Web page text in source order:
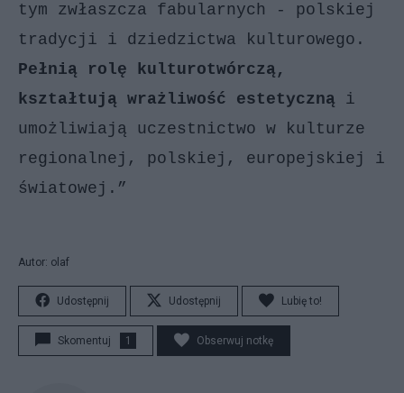
tym zwłaszcza fabularnych - polskiej
tradycji i dziedzictwa kulturowego.
Pełnią rolę kulturotwórczą,
kształtują wrażliwość estetyczną i
umożliwiają uczestnictwo w kulturze
regionalnej, polskiej, europejskiej i
światowej.”
Autor: olaf
Udostępnij Udostępnij Lubię to!
Skomentuj 1 Obserwuj notkę